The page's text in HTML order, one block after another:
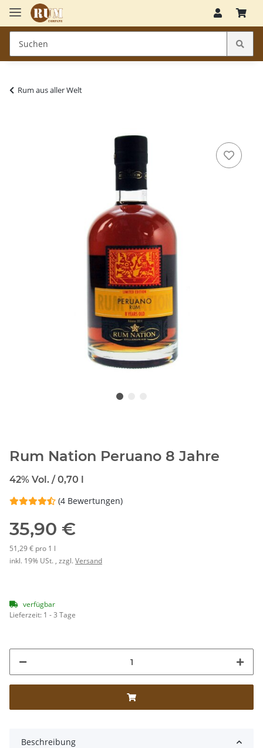
Rum aus aller Welt
Rum Nation Peruano 8 Jahre
42% Vol. / 0,70 l
(4 Bewertungen)
35,90 €
51,29 € pro 1 l
inkl. 19% USt. , zzgl.Versand
verfügbar
Lieferzeit: 1 - 3 Tage
Beschreibung